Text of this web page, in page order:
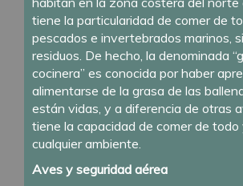
tiene la particularidad de comer de
pescados e invertebrados marinos,
residuos. De hecho, la denominada
cocinera” es conocida por haber
alimentarse de la grasa de las
están vidas, y a diferencia de otras
tiene la capacidad de comer de
cualquier ambiente.
Aves y seguridad aérea